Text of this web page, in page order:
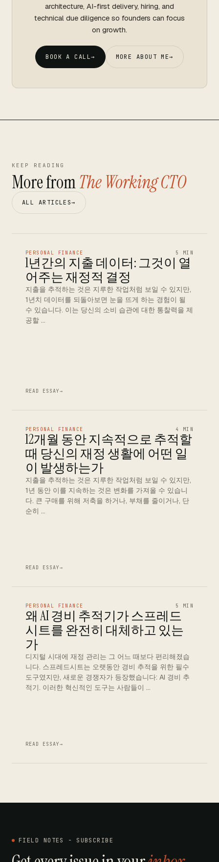
architecture, AI-first delivery, hiring, and
technical due diligence so founders can focus
on growth.
BOOK A CALL→ MORE ABOUT ME→
KEEP READING
More fromThe Working CTO
ALL ARTICLES→
PERSONAL FINANCE 5 MIN
1년간의 지출 데이터: 그것이 열
어주는 재정적 결정
지출을 추적하는 것은 지루한 작업처럼 보일 수 있지만,
1년치 데이터를 되돌아보면 눈을 뜨게 하는 경험이 될
수 있습니다. 이는 당신의 소비 습관에 대한 통찰력을 제
공할 …
READ ESSAY→
PERSONAL FINANCE 4 MIN
12개월 동안 지속적으로 추적할
때 당신의 재정 생활에 어떤 일
이 발생하는가
지출을 추적하는 것은 지루한 작업처럼 보일 수 있지만,
1년 동안 이를 지속하는 것은 변화를 가져올 수 있습니
다. 큰 구매를 위해 저축을 하거나, 부채를 줄이거나, 단
순히 …
READ ESSAY→
PERSONAL FINANCE 5 MIN
왜 AI 경비 추적기가 스프레드
시트를 완전히 대체하고 있는
가
디지털 시대에 재정 관리는 그 어느 때보다 편리해졌습
니다. 스프레드시트는 오랫동안 경비 추적을 위한 필수
도구였지만, 새로운 경쟁자가 등장했습니다: AI 경비 추
적기. 이러한 혁신적인 도구는 사람들이 …
READ ESSAY→
FIELD NOTES - SUBSCRIBE